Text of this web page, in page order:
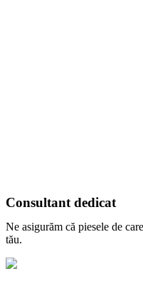
Consultant dedicat
Ne asigurăm că piesele de
tău.